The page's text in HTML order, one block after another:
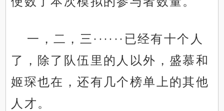
一，二，三······已经有十个人
了，除了队伍里的人以外，盛慕和
姬琛也在，还有几个榜单上的其他
人才。